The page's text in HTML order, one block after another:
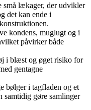
små lækager, der udvikler
det kan ende i
kondens, muglugt og i
påvirker både
i blæst og øget risiko for
gentagne
bølger i tagfladen og et
gøre samlinger